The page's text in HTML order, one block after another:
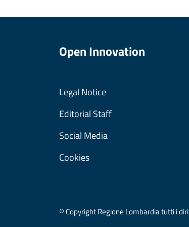
Open Innovation
Legal Notice
Editorial Staff
Social Media
Cookies
© Copyright Regione Lombardia tutti i